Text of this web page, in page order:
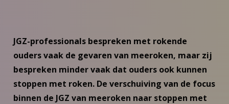
JGZ-professionals bespreken met rokende
ouders vaak de gevaren van meeroken, maar zij
bespreken minder vaak dat ouders ook kunnen
stoppen met roken. De verschuiving van de focus
binnen de JGZ van meeroken naar stoppen met